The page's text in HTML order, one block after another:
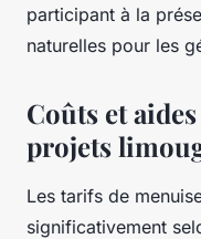
participant à la
naturelles pour les
Coûts et
projets
Les tarifs de
significativement